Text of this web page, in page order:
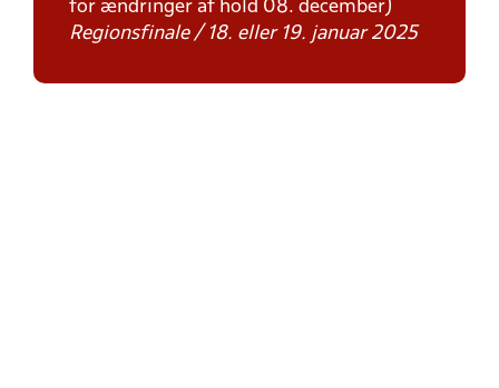
for ændringer af hold 08. december)
Regionsfinale / 18. eller 19. januar 2025